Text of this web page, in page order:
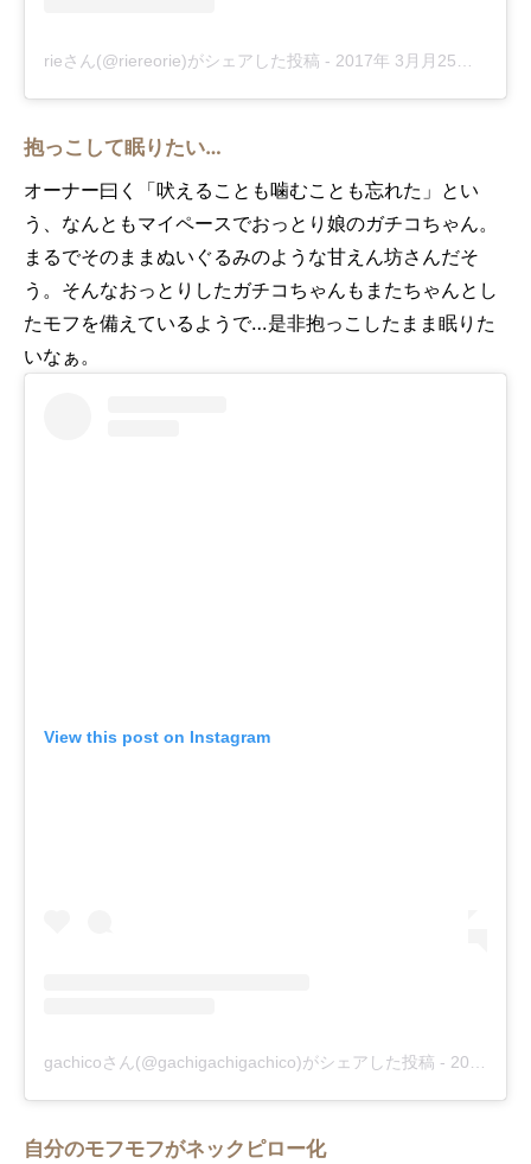
rieさん(@riereorie)がシェアした投稿 - 2017年 3月月25日午前4時54分PDT
抱っこして眠りたい…
オーナー曰く「吠えることも噛むことも忘れた」とい
う、なんともマイペースでおっとり娘のガチコちゃん。
まるでそのままぬいぐるみのような甘えん坊さんだそ
う。そんなおっとりしたガチコちゃんもまたちゃんとし
たモフを備えているようで…是非抱っこしたまま眠りた
いなぁ。
View this post on Instagram
gachicoさん(@gachigachigachico)がシェアした投稿 - 2017年12月月26日午後7時42分PST
自分のモフモフがネックピロー化